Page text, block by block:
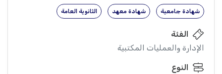
شهادة جامعية شهادة معهد الثانوية العامة
الفئة
الإدارة والعمليات المكتبية
النوع